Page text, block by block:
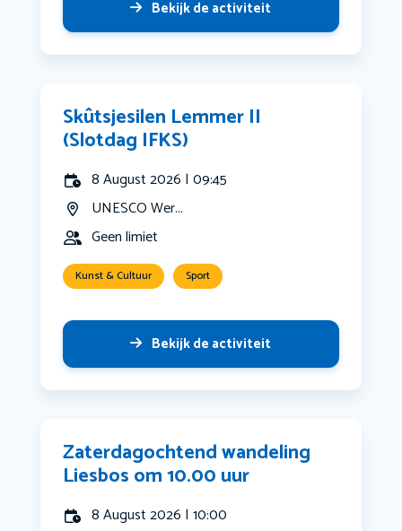
Bekijk de activiteit
Skûtsjesilen Lemmer II
(Slotdag IFKS)
8 August 2026 | 09:45
UNESCO Wer...
Geen limiet
Kunst & Cultuur Sport
Bekijk de activiteit
Zaterdagochtend wandeling
Liesbos om 10.00 uur
8 August 2026 | 10:00